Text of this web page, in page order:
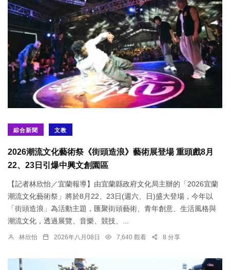
綜合新聞 文教
2026潮流文化藝術祭《街頭造浪》藝術展登場 重頭戲8月
22、23日引爆中興文創園區
【記者林欣怡／宜蘭報導】由宜蘭縣政府文化局主辦的「2026宜蘭
潮流文化藝術祭」將於8月22、23日(週六、日)盛大登場，今年以
「街頭造浪」為活動主題，匯聚街頭藝術、青年創意、生活風格與
潮流文化，透過展覽、音樂、競技、...
林欣怡 2026年八月08日 7,640 觀看 8 分享